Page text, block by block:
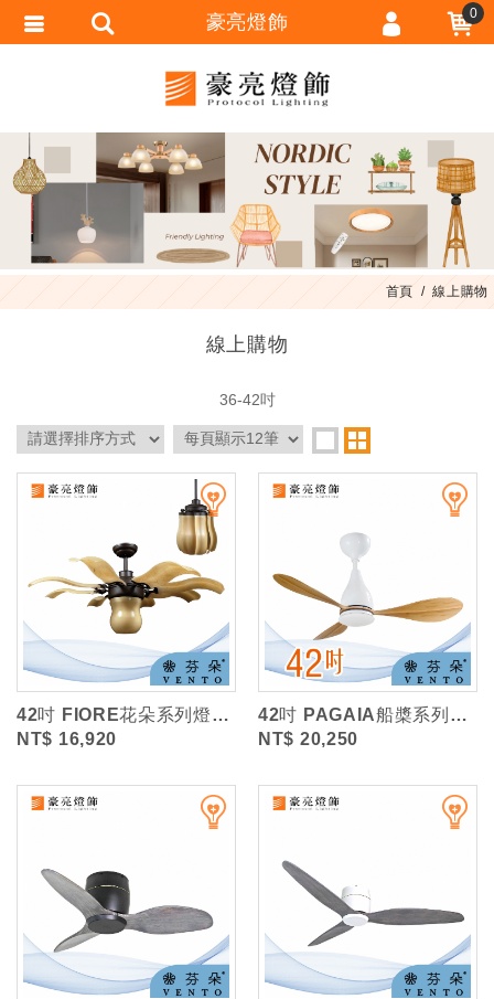
首頁 線上購物
線上購物
36-42吋
42吋 FIORE花朵系列燈扇/E14*3/附遙控 (VENTO芬朵)
NT$ 16,920
42吋 PAGAIA船槳系列DC燈扇/LED11W/遙控調光 (VENTO芬朵)...
NT$ 20,250
豪亮燈飾 0
會員註冊
忘記密碼
訂單查詢
匯款通知